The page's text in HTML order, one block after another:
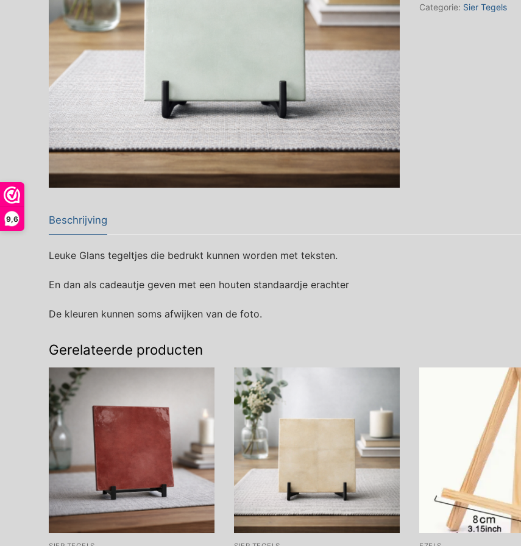
9,6
Categorie: Sier Tegels
Beschrijving
Leuke Glans tegeltjes die bedrukt kunnen worden met teksten.
En dan als cadeautje geven met een houten standaardje erachter
De kleuren kunnen soms afwijken van de foto.
Gerelateerde producten